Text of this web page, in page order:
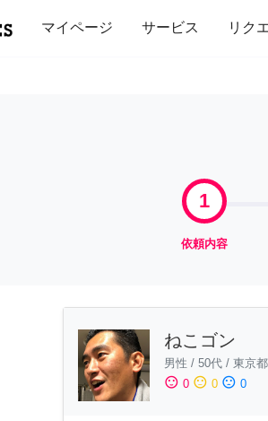
マイページ サービス リク
て 修理・組立 家事 引っ越し
1
依頼内容
ねこゴン
男性 / 50代 / 東京都
sentiment_satisfied 0 sentiment_neutral 0 sentiment_dissatisfied 0